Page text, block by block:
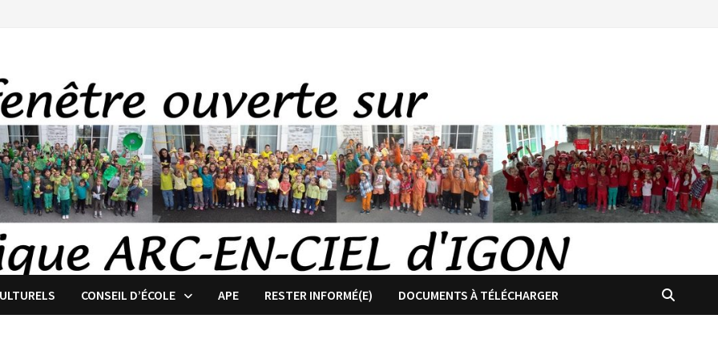
CONSEIL D’ÉCOLE APE RESTER INFORMÉ(E) DOCUMENTS À TÉLÉCHARGER